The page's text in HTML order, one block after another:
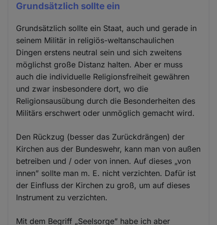
Grundsätzlich sollte ein
Grundsätzlich sollte ein Staat, auch und gerade in
seinem Militär in religiös-weltanschaulichen
Dingen erstens neutral sein und sich zweitens
möglichst große Distanz halten. Aber er muss
auch die individuelle Religionsfreiheit gewähren
und zwar insbesondere dort, wo die
Religionsausübung durch die Besonderheiten des
Militärs erschwert oder unmöglich gemacht wird.
Den Rückzug (besser das Zurückdrängen) der
Kirchen aus der Bundeswehr, kann man von außen
betreiben und / oder von innen. Auf dieses „von
innen” sollte man m. E. nicht verzichten. Dafür ist
der Einfluss der Kirchen zu groß, um auf dieses
Instrument zu verzichten.
Mit dem Begriff „Seelsorge” habe ich aber